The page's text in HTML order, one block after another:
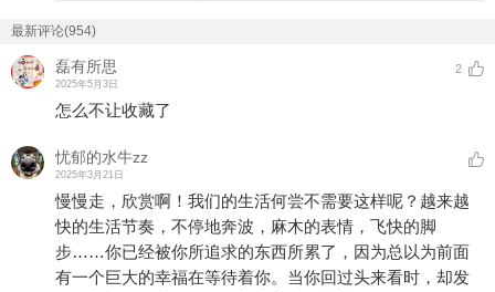
最新评论(954)
磊有所思
2025年5月3日
2
怎么不让收藏了
忧郁的水牛zz
2025年3月21日
慢慢走，欣赏啊！我们的生活何尝不需要这样呢？越来越
快的生活节奏，不停地奔波，麻木的表情，飞快的脚
步……你已经被你所追求的东西所累了，因为总以为前面
有一个巨大的幸福在等待着你。当你回过头来看时，却发